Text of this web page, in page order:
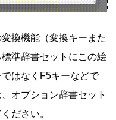
換機能（変換キーまた
準辞書セットにこの絵
はなくF5キーなどで
オプション辞書セット
ださい。